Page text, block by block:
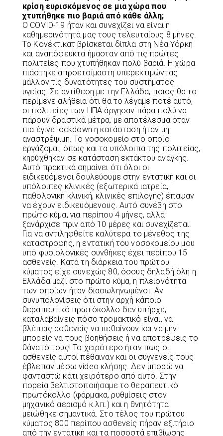
κρίση ευρισκόμενος σε μια χώρα που
χτυπήθηκε πιο βαριά από κάθε άλλη;
Ο COVID-19 ήταν και συνεχίζει να είναι η
καθημερινότητά μας τους τελευταίους 8 μήνες.
Το Κονέκτικατ βρίσκεται δίπλα στη Νέα Υόρκη
και αναπόφευκτα ήμασταν από τις πρώτες
πολιτείες που χτυπήθηκαν πολύ βαριά. Η χώρα
πιάστηκε απροετοίμαστη υπερεκτιμώντας
μάλλον τις δυνατότητες του συστήματος
υγείας. Σε αντίθεση με την Ελλάδα, ποιος θα το
περίμενε αλήθεια ότι θα το λέγαμε ποτέ αυτό,
οι πολιτείες των ΗΠΑ άργησαν πάρα πολύ να
πάρουν δραστικά μέτρα, με αποτέλεσμα όταν
πια έγινε lockdown η κατάσταση ήταν μη
αναστρέψιμη. Το νοσοκομείο στο οποίο
εργάζομαι, όπως και τα υπόλοιπα της πολιτείας,
κηρύχθηκαν σε κατάσταση εκτάκτου ανάγκης.
Αυτό πρακτικά σημαίνει ότι όλοι οι
ειδικευόμενοι δουλεύουμε στην εντατική και οι
υπόλοιπες κλινικές (εξωτερικά ιατρεία,
παθολογική κλινική, κλινικές επιλογής) έπαψαν
να έχουν ειδικευόμενους. Αυτό συνέβη στο
πρώτο κύμα, για περίπου 4 μήνες, αλλά
ξανάρχισε πριν από 10 μέρες και συνεχίζεται.
Για να αντιληφθείτε καλύτερα το μέγεθος της
καταστροφής, η εντατική του νοσοκομείου μου
υπό φυσιολογικές συνθήκες έχει περίπου 15
ασθενείς. Κατά τη διάρκεια του πρώτου
κύματος είχε συνεχώς 80, όσους δηλαδή όλη η
Ελλάδα μαζί στο πρώτο κύμα, η πλειονότητα
των οποίων ήταν διασωληνωμένοι. Αν
συνυπολογίσεις ότι στην αρχή κάποιο
θεραπευτικό πρωτόκολλο δεν υπήρχε,
καταλαβαίνεις πόσο τρομακτικό είναι, να
βλέπεις ασθενείς να πεθαίνουν και να μην
μπορείς να τους βοηθήσεις ή να αποτρέψεις το
θάνατό τους! Το χειρότερο ήταν πως οι
ασθενείς αυτοί πέθαιναν και οι συγγενείς τους
έβλεπαν μέσω video κλήσης. Δεν μπορώ να
φανταστώ κάτι χειρότερο από αυτό. Στην
πορεία βελτιστοποιήσαμε το θεραπευτικό
πρωτόκολλο (φάρμακα, ρυθμίσεις στον
μηχανικό αερισμό κ.λπ.) και η θνητότητα
μειώθηκε σημαντικά. Στο τέλος του πρώτου
κύματος 800 περίπου ασθενείς πήραν εξιτήριο
από την εντατική και τα ποσοστά επιβίωσης